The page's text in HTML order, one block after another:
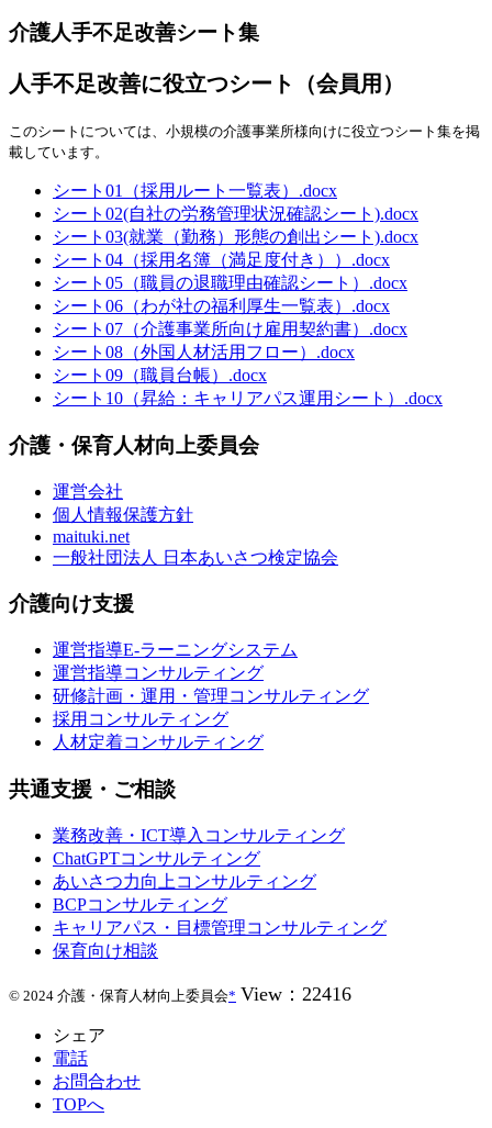
介護人手不足改善シート集
人手不足改善に役立つシート（会員用）
このシートについては、小規模の介護事業所様向けに役立つシート集を掲
載しています。
シート01（採用ルート一覧表）.docx
シート02(自社の労務管理状況確認シート).docx
シート03(就業（勤務）形態の創出シート).docx
シート04（採用名簿（満足度付き））.docx
シート05（職員の退職理由確認シート）.docx
シート06（わが社の福利厚生一覧表）.docx
シート07（介護事業所向け雇用契約書）.docx
シート08（外国人材活用フロー）.docx
シート09（職員台帳）.docx
シート10（昇給：キャリアパス運用シート）.docx
介護・保育人材向上委員会
運営会社
個人情報保護方針
maituki.net
一般社団法人 日本あいさつ検定協会
介護向け支援
運営指導E-ラーニングシステム
運営指導コンサルティング
研修計画・運用・管理コンサルティング
採用コンサルティング
人材定着コンサルティング
共通支援・ご相談
業務改善・ICT導入コンサルティング
ChatGPTコンサルティング
あいさつ力向上コンサルティング
BCPコンサルティング
キャリアパス・目標管理コンサルティング
保育向け相談
© 2024 介護・保育人材向上委員会* View：22416
シェア
電話
お問合わせ
TOPへ